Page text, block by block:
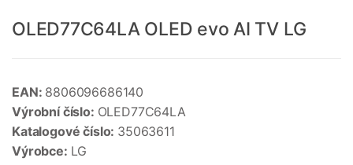
OLED77C64LA OLED evo AI TV LG
EAN: 8806096686140
Výrobní číslo: OLED77C64LA
Katalogové číslo: 35063611
Výrobce: LG